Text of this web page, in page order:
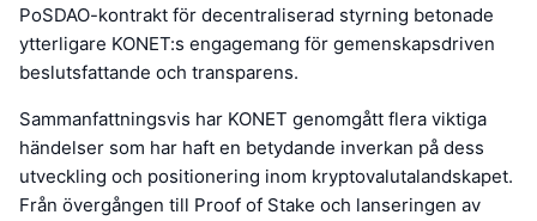
PoSDAO-kontrakt för decentraliserad styrning betonade
ytterligare KONET:s engagemang för gemenskapsdriven
beslutsfattande och transparens.
Sammanfattningsvis har KONET genomgått flera viktiga
händelser som har haft en betydande inverkan på dess
utveckling och positionering inom kryptovalutalandskapet.
Från övergången till Proof of Stake och lanseringen av